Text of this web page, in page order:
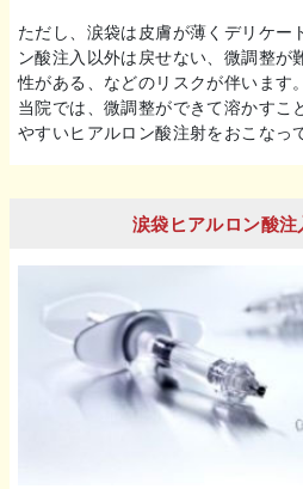
ただし、涙袋は皮膚が薄くデリケー
ン酸注入以外は戻せない、微調整が
性がある、などのリスクが伴います。
当院では、微調整ができて溶かすこ
やすいヒアルロン酸注射をおこなっ
涙袋ヒアルロン酸